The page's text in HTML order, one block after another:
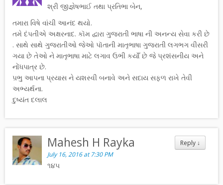
શ્રી જીજ્ઞેષભાઈ તથા પ્રતિભા બેન,
તમારા વિષે વાંચી આનંદ થયો.
તમે દંપતીએ અક્ષરનાદ. કૉમ દ્વારા ગુજરાતી ભાષા ની અનન્ય સેવા કરી છે
. સાથે સાથે ગુજરાતીઓ જેઓ પૉતાની માતૃભાષા ગુજરાતી લગભગ વીસરી
ગયા છે તેઓ ને માતૃભાષા માટે લગાવ ઉભી કયૉઁ છે જે પ્રશંસનીય અને
નોંધપાત્ર છે.
પ઼ભુ આપના પ્રયાસ ને યશસ્વી બનાવે અને સદાય સફળ રાખે તેવી
અભ્યર્થના.
દુષ્યંત દલાલ
Reply ↓
Mahesh H Rayka
July 16, 2016 at 7:30 PM
૧૪૫